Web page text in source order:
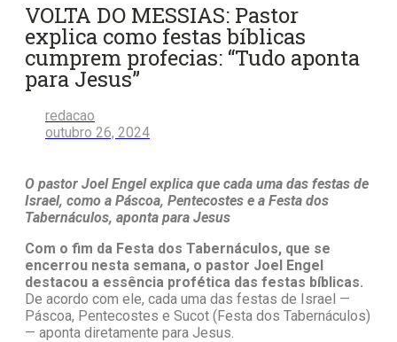
VOLTA DO MESSIAS: Pastor
explica como festas bíblicas
cumprem profecias: “Tudo aponta
para Jesus”
redacao
outubro 26, 2024
O pastor Joel Engel explica que cada uma das festas de
Israel, como a Páscoa, Pentecostes e a Festa dos
Tabernáculos, aponta para Jesus
Com o fim da Festa dos Tabernáculos, que se
encerrou nesta semana, o pastor Joel Engel
destacou a essência profética das festas bíblicas.
De acordo com ele, cada uma das festas de Israel —
Páscoa, Pentecostes e Sucot (Festa dos Tabernáculos)
— aponta diretamente para Jesus.